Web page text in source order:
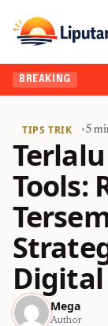
BREAKING
TIPS TRIK •5
Tools:
Digital
Mega
Author